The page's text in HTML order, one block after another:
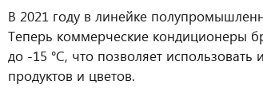
В 2021 году в линейке
Теперь коммерческие кондиционеры
до -15 °C, что позволяет
продуктов и цветов.